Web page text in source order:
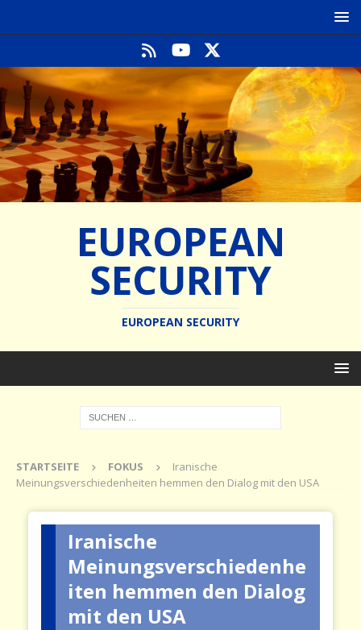
EUROPEAN
SECURITY
EUROPEAN SECURITY
STARTSEITE FOKUS
Iranische
Meinungsverschiedenheiten hemmen den Dialog mit den USA
Iranische
Meinungsverschiedenhe
iten hemmen den Dialog
mit den USA